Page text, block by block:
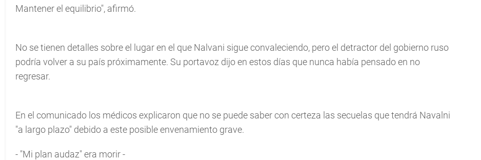
Mantener el equilibrio", afirmó.
No se tienen detalles sobre el lugar en el que Nalvani sigue convaleciendo, pero el detractor del gobierno ruso
podría volver a su país próximamente. Su portavoz dijo en estos días que nunca había pensado en no
regresar.
En el comunicado los médicos explicaron que no se puede saber con certeza las secuelas que tendrá Navalni
"a largo plazo" debido a este posible envenamiento grave.
- "Mi plan audaz" era morir -